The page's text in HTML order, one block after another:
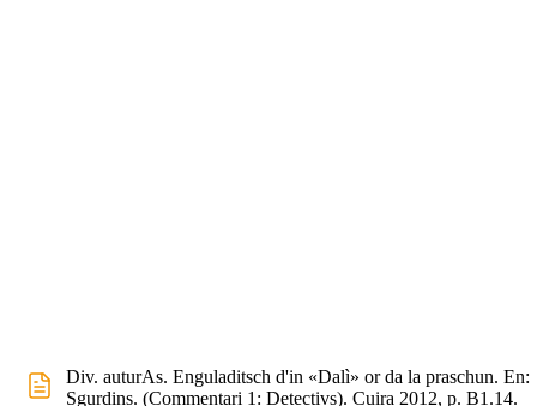
Div. auturAs. Enguladitsch d'in «Dalì» or da la praschun. En:
Sgurdins. (Commentari 1: Detectivs). Cuira 2012, p. B1.14.